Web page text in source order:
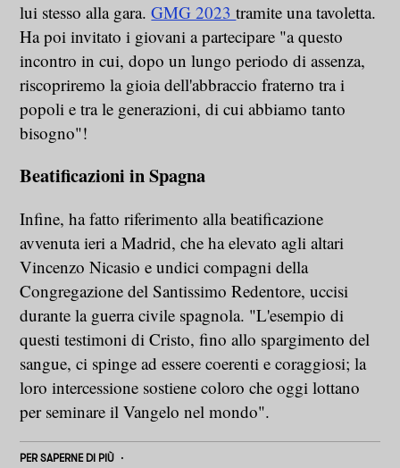
lui stesso alla gara.GMG 2023tramite una tavoletta.
Ha poi invitato i giovani a partecipare "a questo
incontro in cui, dopo un lungo periodo di assenza,
riscopriremo la gioia dell'abbraccio fraterno tra i
popoli e tra le generazioni, di cui abbiamo tanto
bisogno"!
Beatificazioni in Spagna
Infine, ha fatto riferimento alla beatificazione
avvenuta ieri a Madrid, che ha elevato agli altari
Vincenzo Nicasio e undici compagni della
Congregazione del Santissimo Redentore, uccisi
durante la guerra civile spagnola. "L'esempio di
questi testimoni di Cristo, fino allo spargimento del
sangue, ci spinge ad essere coerenti e coraggiosi; la
loro intercessione sostiene coloro che oggi lottano
per seminare il Vangelo nel mondo".
PER SAPERNE DI PIÙ